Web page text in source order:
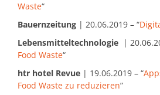
Waste“
Bauernzeitung | 20.06.2019 – “
Lebensmitteltechnologie |
Food Waste“
htr hotel Revue | 19.06.2019 – “
Food Waste zu reduzieren”